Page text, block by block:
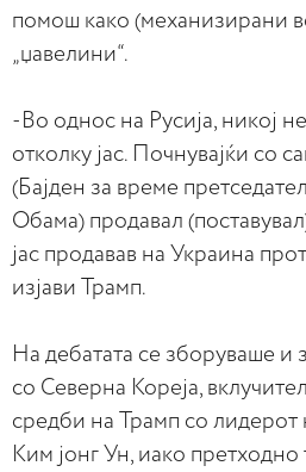
помош како (механизирани
„џавелини“.
-Во однос на Русија, никој
отколку јас. Почнувајќи со
(Бајден за време
Обама) продавал
јас продавав на Украина
изјави Трамп.
На дебатата се зборуваше
со Северна Кореја,
средби на Трамп со лидерот
Ким јонг Ун, иако претходно